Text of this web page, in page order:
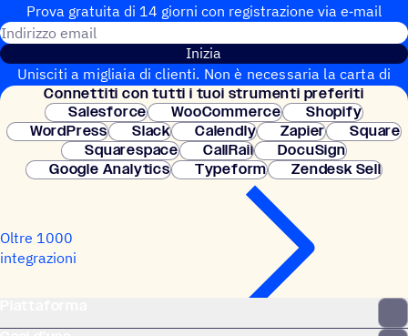
Prova gratuita di 14 giorni con regi­stra­zione via e‑mail
Inizia
Unisciti a migliaia di clienti. Non è necessaria la carta di
credito. Configurazione istantanea.
Connet­titi con tutti i tuoi strumenti preferiti
Salesforce
WooCommerce
Shopify
WordPress
Slack Calendly Zapier
Square
Squarespace
CallRail
DocuSign
Google Analytics
Typeform Zendesk Sell
Oltre 1000
integrazioni